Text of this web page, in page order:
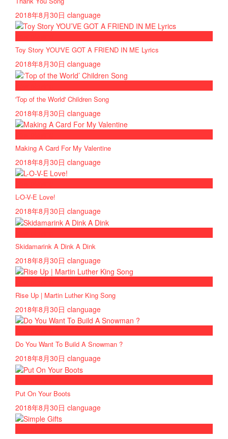
2018年8月30日 clanguage
Toy Story YOU'VE GOT A FRIEND IN ME Lyrics
2018年8月30日 clanguage
'Top of the World' Children Song
2018年8月30日 clanguage
Making A Card For My Valentine
2018年8月30日 clanguage
L-O-V-E Love!
2018年8月30日 clanguage
Skidamarink A Dink A Dink
2018年8月30日 clanguage
Rise Up | Martin Luther King Song
2018年8月30日 clanguage
Do You Want To Build A Snowman ?
2018年8月30日 clanguage
Put On Your Boots
2018年8月30日 clanguage